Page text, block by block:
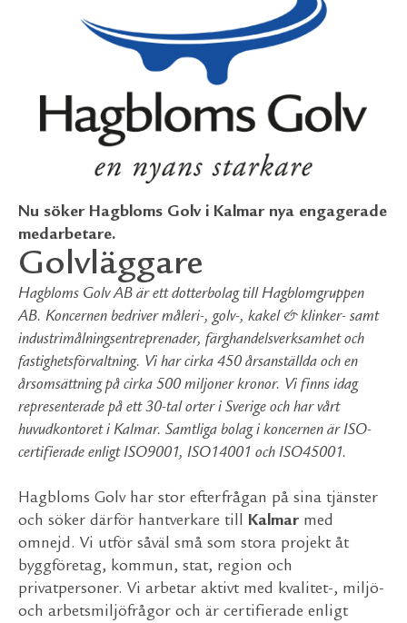
Nu söker Hagbloms Golv i Kalmar nya engagerade
medarbetare.
Golvläggare
Hagbloms Golv AB är ett dotterbolag till Hagblomgruppen
AB. Koncernen bedriver måleri-, golv-, kakel & klinker- samt
industrimålningsentreprenader, färghandelsverksamhet och
fastighetsförvaltning. Vi har cirka 450 årsanställda och en
årsomsättning på cirka 500 miljoner kronor. Vi finns idag
representerade på ett 30-tal orter i Sverige och har vårt
huvudkontoret i Kalmar. Samtliga bolag i koncernen är ISO-
certifierade enligt ISO9001, ISO14001 och ISO45001.
Hagbloms Golv har stor efterfrågan på sina tjänster
och söker därför hantverkare till Kalmar med
omnejd. Vi utför såväl små som stora projekt åt
byggföretag, kommun, stat, region och
privatpersoner. Vi arbetar aktivt med kvalitet-, miljö-
och arbetsmiljöfrågor och är certifierade enligt